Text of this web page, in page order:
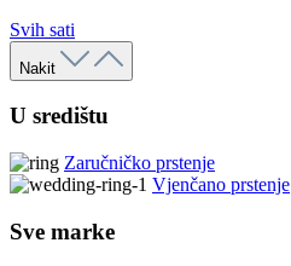
Svih sati
Nakit
U središtu
Zaručničko prstenje
Vjenčano prstenje
Sve marke